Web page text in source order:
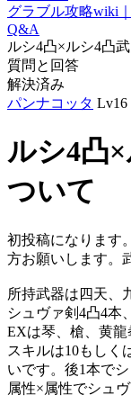
グラブル攻略wiki
Q&A
ルシ4凸×ルシ4凸武
質問と回答
解決済み
パンナコッタ Lv16
ルシ4凸
ついて
初投稿になります
方お願いします。
所持武器は四天、
シュヴァ剣4凸4本
EXは琴、槍、黄龍
スキルは10もしく
いです。後1本で
属性×属性でシュ